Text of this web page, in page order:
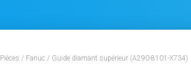
Pièces / Fanuc / Guide diamant supérieur (A290-8101-X734)